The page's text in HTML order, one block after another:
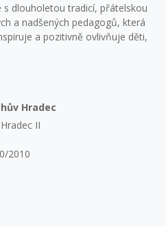
s dlouholetou tradicí, přátelskou
a nadšených pedagogů, která
a pozitivně ovlivňuje děti,
Hradec
II
2010